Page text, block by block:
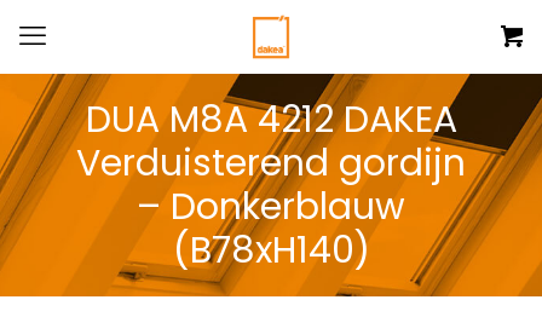
DUA M8A 4212 DAKEA
Verduisterend gordijn
– Donkerblauw
(B78xH140)